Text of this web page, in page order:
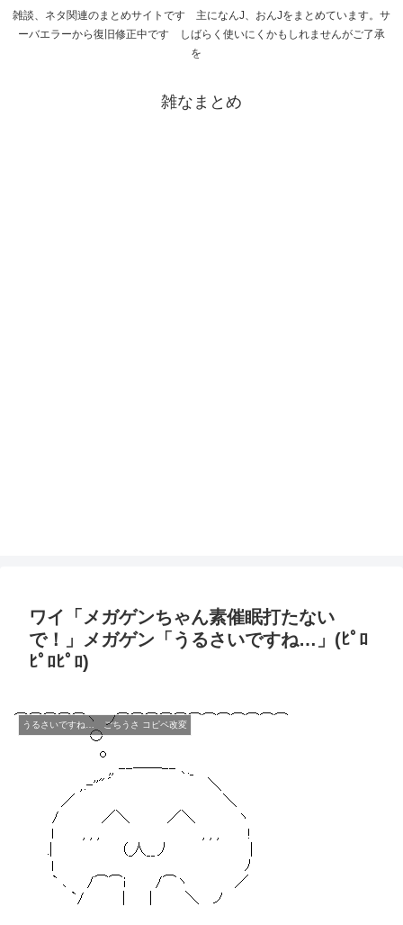
雑談、ネタ関連のまとめサイトです 主になんJ、おんJをまとめています。サ
ーバエラーから復旧修正中です しばらく使いにくかもしれませんがご了承
を
雑なまとめ
ワイ「メガゲンちゃん素催眠打たない
で！」メガゲン「うるさいですね…」(ﾋﾟﾛ
ﾋﾟﾛﾋﾟﾛ)
うるさいですね… ごちうさ コピペ改変